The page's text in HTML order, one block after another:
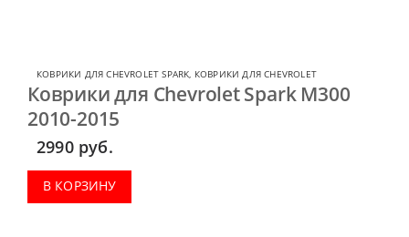
КОВРИКИ ДЛЯ CHEVROLET SPARK, КОВРИКИ ДЛЯ CHEVROLET
Коврики для Chevrolet Spark M300
2010-2015
2990 руб.
В КОРЗИНУ